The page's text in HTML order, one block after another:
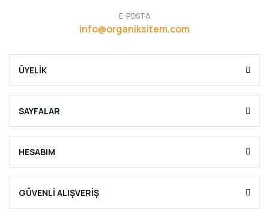
E-POSTA
info@organiksitem.com
ÜYELİK
SAYFALAR
HESABIM
GÜVENLİ ALIŞVERİŞ